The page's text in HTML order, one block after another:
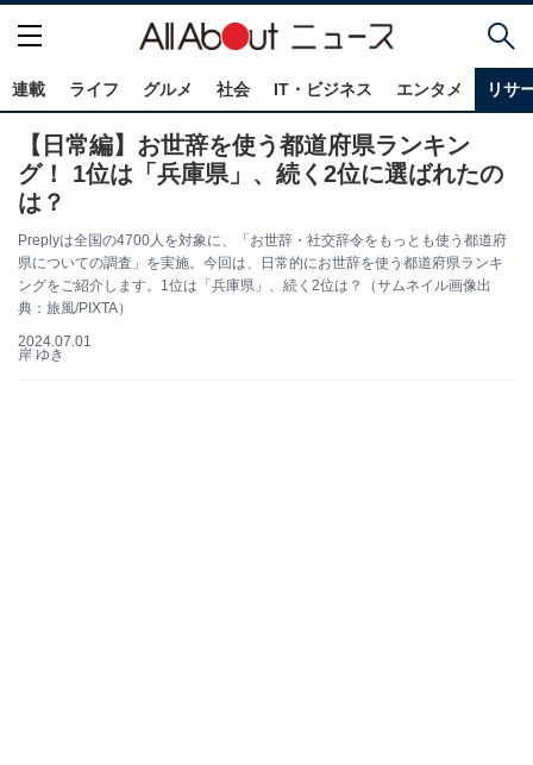
連載 ライフ グルメ 社会 IT・ビジネス エンタメ リサ
【日常編】お世辞を使う都道府県ランキン
グ！ 1位は「兵庫県」、続く2位に選ばれたの
は？
Preplyは全国の4700人を対象に、「お世辞・社交辞令をもっとも使う都道府
県についての調査」を実施。今回は、日常的にお世辞を使う都道府県ランキ
ングをご紹介します。1位は「兵庫県」、続く2位は？（サムネイル画像出
典：旅風/PIXTA）
2024.07.01
岸 ゆき